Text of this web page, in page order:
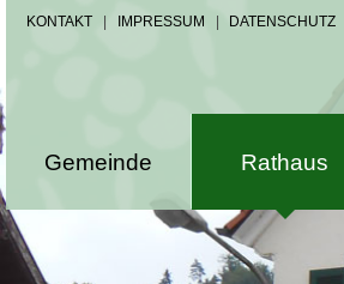
KONTAKT IMPRESSUM DATENSCHUTZ
Gemeinde Rathaus